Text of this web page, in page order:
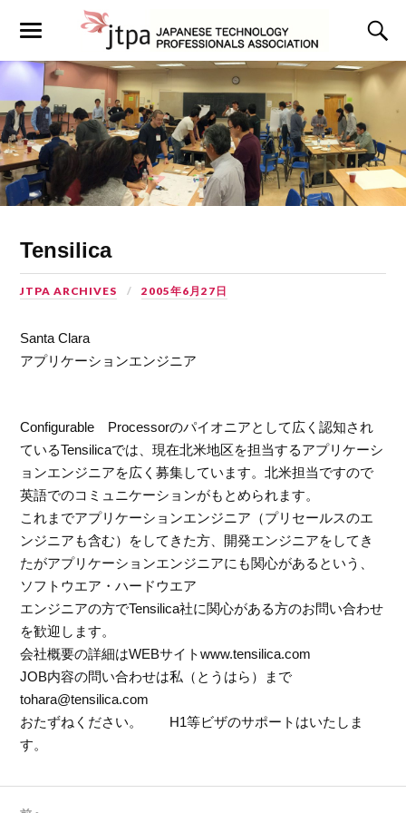
Tensilica
JTPA ARCHIVES 2005年6月27日
Santa Clara
アプリケーションエンジニア
Configurable Processorのパイオニアとして広く認知され
ているTensilicaでは、現在北米地区を担当するアプリケーシ
ョンエンジニアを広く募集しています。北米担当ですので
英語でのコミュニケーションがもとめられます。
これまでアプリケーションエンジニア（プリセールスのエ
ンジニアも含む）をしてきた方、開発エンジニアをしてき
たがアプリケーションエンジニアにも関心があるという、
ソフトウエア・ハードウエア
エンジニアの方でTensilica社に関心がある方のお問い合わせ
を歓迎します。
会社概要の詳細はWEBサイトwww.tensilica.com
JOB内容の問い合わせは私（とうはら）まで
tohara@tensilica.com
おたずねください。 H1等ビザのサポートはいたしま
す。